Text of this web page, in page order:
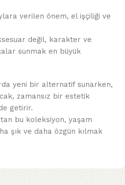
verilen önem, el işçiliği ve
değil, karakter ve
sunmak en büyük
yeni bir alternatif sunarken,
zamansız bir estetik
getirir.
bu koleksiyon, yaşam
şık ve daha özgün kılmak